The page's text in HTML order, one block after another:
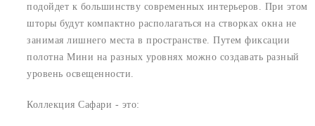
подойдет к большинству современных интерьеров. При этом
шторы будут компактно располагаться на створках окна не
занимая лишнего места в пространстве. Путем фиксации
полотна Мини на разных уровнях можно создавать разный
уровень освещенности.
Коллекция Сафари - это: